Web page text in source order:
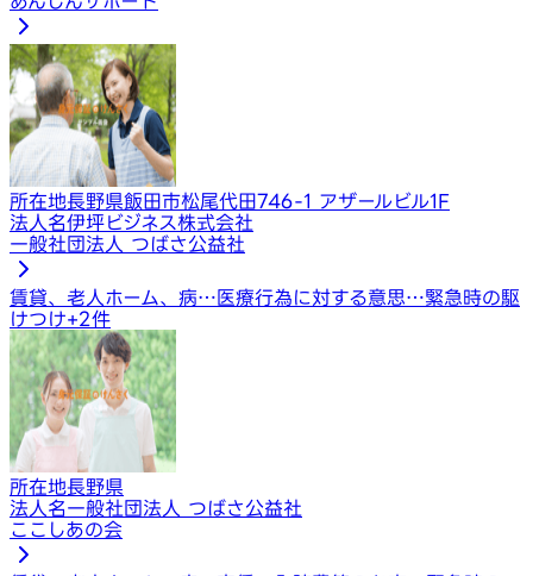
所在地長野県飯田市松尾代田746-1 アザールビル1F
法人名伊坪ビジネス株式会社
一般社団法人 つばさ公益社
賃貸、老人ホーム、病…医療行為に対する意思…緊急時の駆
けつけ+2件
所在地長野県
法人名一般社団法人 つばさ公益社
ここしあの会